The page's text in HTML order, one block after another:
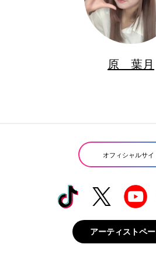
原 葉月
オフィシャルサイ
アーティストペ